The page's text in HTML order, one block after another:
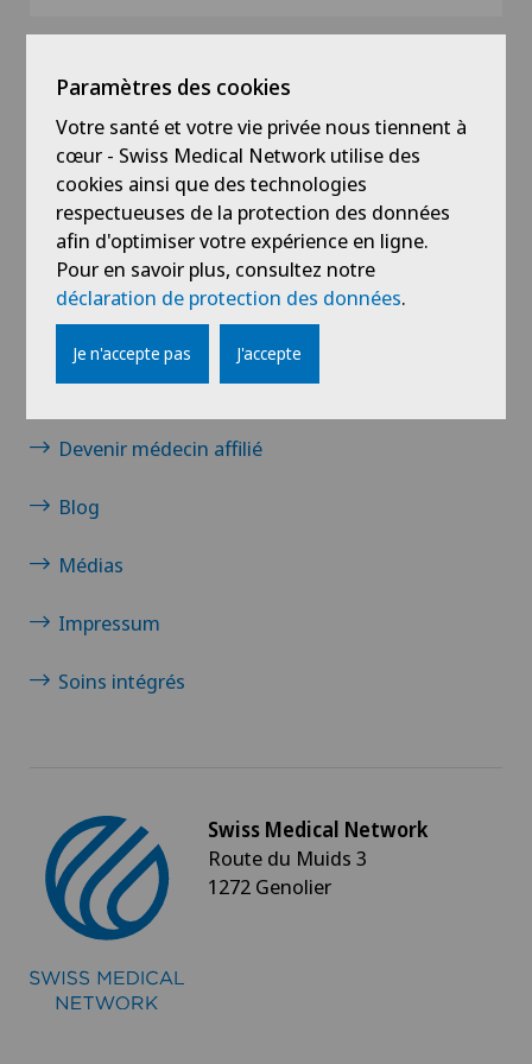
Liens
Contact
Actualités / Événements
Carrière
Devenir médecin affilié
Blog
Médias
Impressum
Soins intégrés
Swiss Medical Network
Route du Muids 3
1272 Genolier
Paramètres des cookies
Votre santé et votre vie privée nous tiennent à
cœur - Swiss Medical Network utilise des
cookies ainsi que des technologies
respectueuses de la protection des données
afin d'optimiser votre expérience en ligne.
Pour en savoir plus, consultez notre
déclaration de protection des données.
Je n'accepte pas J'accepte